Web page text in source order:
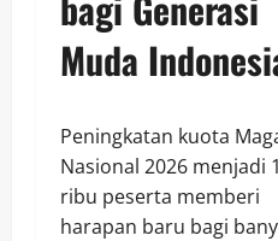
Muda
Peningkatan kuota
Nasional 2026 menjadi
ribu peserta memberi
harapan baru bagi